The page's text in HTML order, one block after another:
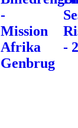
-
Mission
Afrika
Genbrug
-